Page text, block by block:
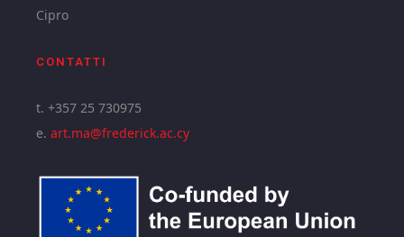
Cipro
CONTATTI
t. +357 25 730975
e.art.ma@frederick.ac.cy